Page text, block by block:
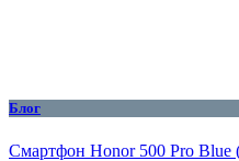
Блог
Смартфон Honor 500 Pro